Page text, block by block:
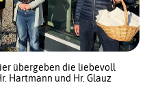
übergeben die liebevoll
Hartmann und Hr. Glauz